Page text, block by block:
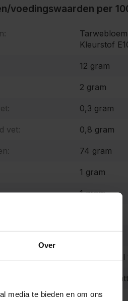
Over
media te bieden en om ons
voedingswaarden per
Kleurstof
12 gram
2 gram
0,3 gram
vet: 0,8 gram
74 gram
1 gram
1 gram
520,00